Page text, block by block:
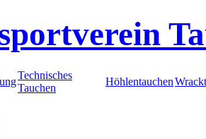
Technisches
Tauchen
Höhlentauchen